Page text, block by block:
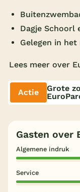
Dagje Schoorl
Gelegen in
Lees meer over
Actie
Grote
Gasten over
Algemene indruk
Service